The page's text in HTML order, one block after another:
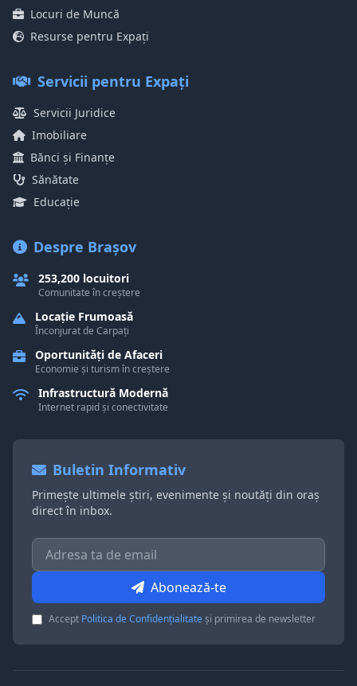
Locuri de Muncă
Resurse pentru Expați
Servicii pentru Expați
Servicii Juridice
Imobiliare
Bănci și Finanțe
Sănătate
Educație
Despre Brașov
253,200 locuitori
Comunitate în creștere
Locație Frumoasă
Înconjurat de Carpați
Oportunități de Afaceri
Economie și turism în creștere
Infrastructură Modernă
Internet rapid și conectivitate
Buletin Informativ
Primește ultimele știri, evenimente și noutăți din oraș
direct în inbox.
Abonează-te
Accept Politica de Confidențialitateși primirea de newsletter